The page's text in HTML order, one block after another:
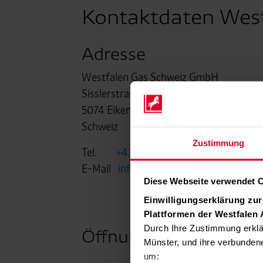
Zustimmung
Diese Webseite verwendet
Einwilligungserklärung
Plattformen der Westfalen
Durch Ihre Zustimmung
Münster, und ihre
um:
Kontaktdaten
Adresse
Westfalen Gas Schweiz GmbH
Sisslerstrasse 11
5074 Eiken AG
Schweiz
Tel. +41 61 855 25 25
E-Mail info(at)westfalen.ch
Öffnungszeiten Büro